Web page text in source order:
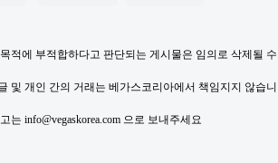
적에 부적합하다고 판단되는 게시물은 임의로 삭제될 수
및 개인 간의 거래는 베가스코리아에서 책임지지 않습니
는 info@vegaskorea.com 으로 보내주세요